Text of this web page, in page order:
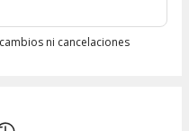
ni cancelaciones